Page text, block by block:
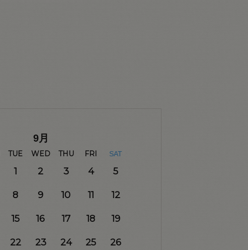
9月
TUE WED THU FRI SAT
1 2 3 4 5
8 9 10 11 12
15 16 17 18 19
22 23 24 25 26